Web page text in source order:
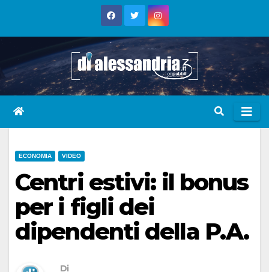
ECONOMIA VIDEO
Centri estivi: il bonus
per i figli dei
dipendenti della P.A.
Di